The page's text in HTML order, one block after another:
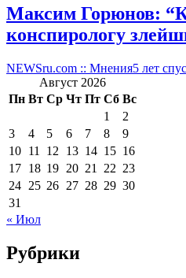
Максим Горюнов:
конспирологу
NEWSru.com :: Мнения5 лет
Август 2026
Пн Вт Ср Чт Пт Сб Вс
1
2
3
4 5 6 7 8
9
10 11 12 13 14 15 16
17 18 19 20 21 22 23
24 25 26 27 28 29 30
31
« Июл
Рубрики